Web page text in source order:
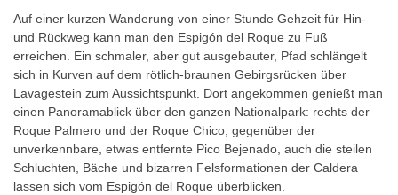
Auf einer kurzen Wanderung von einer Stunde Gehzeit für Hin-
und Rückweg kann man den Espigón del Roque zu Fuß
erreichen. Ein schmaler, aber gut ausgebauter, Pfad schlängelt
sich in Kurven auf dem rötlich-braunen Gebirgsrücken über
Lavagestein zum Aussichtspunkt. Dort angekommen genießt man
einen Panoramablick über den ganzen Nationalpark: rechts der
Roque Palmero und der Roque Chico, gegenüber der
unverkennbare, etwas entfernte Pico Bejenado, auch die steilen
Schluchten, Bäche und bizarren Felsformationen der Caldera
lassen sich vom Espigón del Roque überblicken.